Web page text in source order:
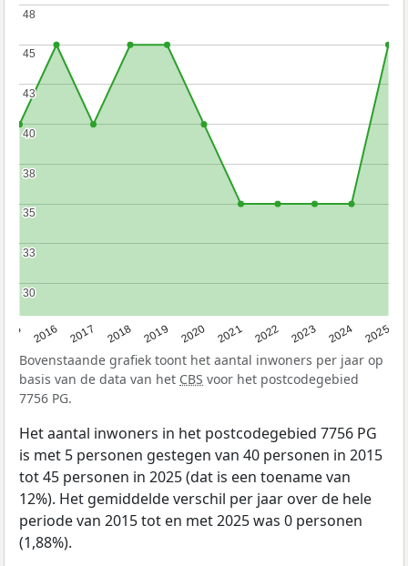
2016 2017 2018 2019 2020 2021 2022 2023 2024 2025
30
30
33
33
35
35
38
38
40
40
43
43
45
45
48
48
Bovenstaande grafiek toont het aantal inwoners per jaar op
basis van de data van het CBS voor het postcodegebied
7756 PG.
Het aantal inwoners in het postcodegebied 7756 PG
is met 5 personen gestegen van 40 personen in 2015
tot 45 personen in 2025 (dat is een toename van
12%). Het gemiddelde verschil per jaar over de hele
periode van 2015 tot en met 2025 was 0 personen
(1,88%).